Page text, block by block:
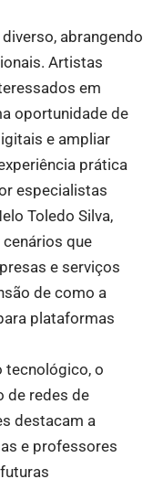
abrangendo
Artistas
em
oportunidade de
e ampliar
prática
especialistas
Toledo Silva,
que
e serviços
de como a
plataformas
tecnológico, o
de redes de
destacam a
e professores